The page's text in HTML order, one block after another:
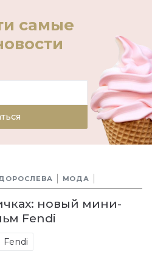
самые
МОДА
новый мини-
Fendi
Fendi